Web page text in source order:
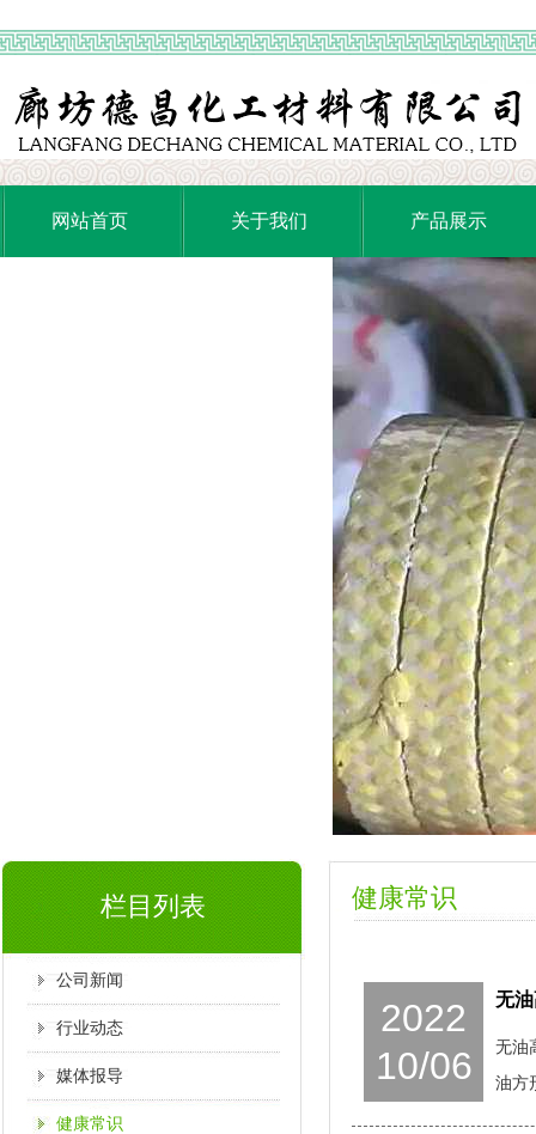
网站首页 关于我们 产品展示
栏目列表
公司新闻
行业动态
媒体报导
健康常识
健康常识
2022
10/06
无
无油
油方